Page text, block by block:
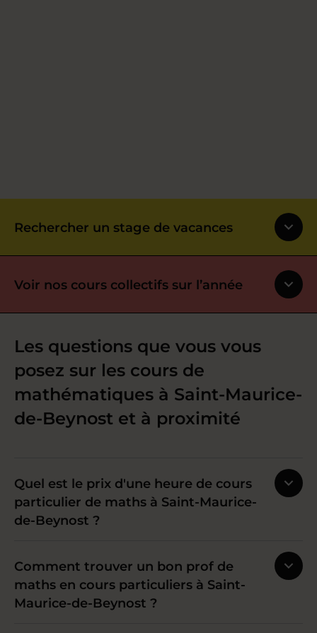
Rechercher un stage de vacances
Voir nos cours collectifs sur l’année
Les questions que vous vous
posez sur les cours de
mathématiques à Saint-Maurice-
de-Beynost et à proximité
Quel est le prix d'une heure de cours
particulier de maths à Saint-Maurice-
de-Beynost ?
Comment trouver un bon prof de
maths en cours particuliers à Saint-
Maurice-de-Beynost ?